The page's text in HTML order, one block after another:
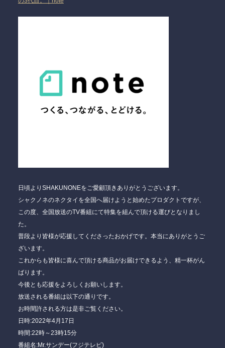
日頃よりSHAKUNONEをご愛顧頂きありがとうございます。
シャクノネのネクタイを全国へ届けようと始めたプロダクトですが、
この度、全国放送のTV番組にて特集を組んで頂ける運びとなりまし
た。
普段より皆様が応援してくださったおかげです。本当にありがとうご
ざいます。
これからも皆様に喜んで頂ける商品がお届けできるよう、精一杯がん
ばります。
今後とも応援をよろしくお願いします。
放送される番組は以下の通りです。
お時間許される方は是非ご覧ください。
日時:2022年4月17日
時間:22時～23時15分
番組名:Mr.サンデー(フジテレビ)